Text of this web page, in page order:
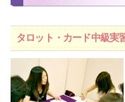
タロット・カード中級実